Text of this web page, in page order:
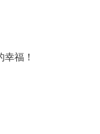
福！